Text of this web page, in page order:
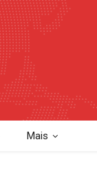
Mais